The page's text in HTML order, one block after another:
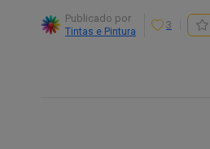
Publicado por
Tintas e Pintura
3